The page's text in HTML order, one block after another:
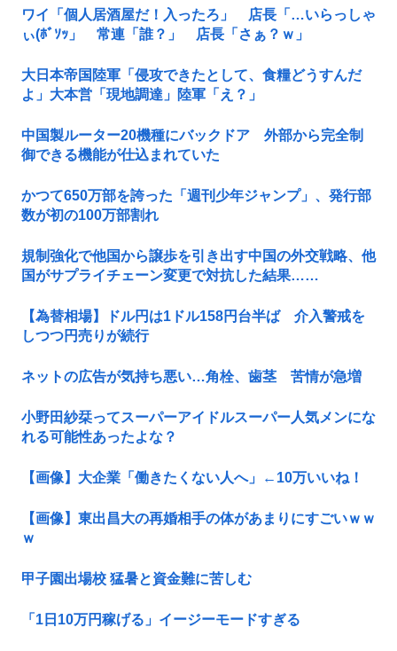
ワイ「個人居酒屋だ！入ったろ」 店長「…いらっしゃ
ぃ(ﾎﾞｿｯ」 常連「誰？」 店長「さぁ？ｗ」
大日本帝国陸軍「侵攻できたとして、食糧どうすんだ
よ」大本営「現地調達」陸軍「え？」
中国製ルーター20機種にバックドア 外部から完全制
御できる機能が仕込まれていた
かつて650万部を誇った「週刊少年ジャンプ」、発行部
数が初の100万部割れ
規制強化で他国から譲歩を引き出す中国の外交戦略、他
国がサプライチェーン変更で対抗した結果……
【為替相場】ドル円は1ドル158円台半ば 介入警戒を
しつつ円売りが続行
ネットの広告が気持ち悪い…角栓、歯茎 苦情が急増
小野田紗栞ってスーパーアイドルスーパー人気メンにな
れる可能性あったよな？
【画像】大企業「働きたくない人へ」←10万いいね！
【画像】東出昌大の再婚相手の体があまりにすごいｗｗ
ｗ
甲子園出場校 猛暑と資金難に苦しむ
「1日10万円稼げる」イージーモードすぎる